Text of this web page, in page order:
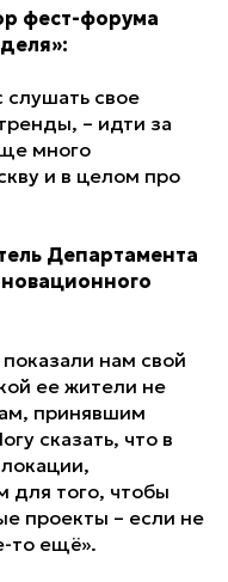
фест-форума
свое
– идти за
много
и в целом про
Департамента
нам свой
ее жители не
принявшим
сказать, что в
для того, чтобы
проекты – если не
то ещё».